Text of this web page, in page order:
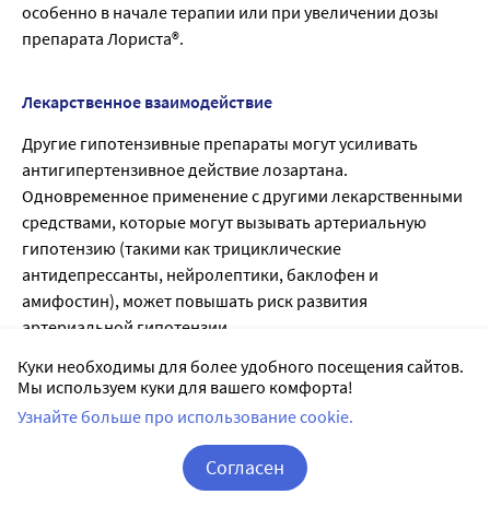
особенно в начале терапии или при увеличении дозы
препарата Лориста®.
Лекарственное взаимодействие
Другие гипотензивные препараты могут усиливать
антигипертензивное действие лозартана.
Одновременное применение с другими лекарственными
средствами, которые могут вызывать артериальную
гипотензию (такими как трициклические
антидепрессанты, нейролептики, баклофен и
амифостин), может повышать риск развития
артериальной гипотензии.
фармакокинетических взаимодействий лекарственных
средств не было выявлено клинически значимых
взаимодействий лозартана с гидрохлоротиазидом,
дигоксином, варфарином, циметидином и
Куки необходимы для более удобного посещения сайтов.
Мы используем куки для вашего комфорта!
Узнайте больше про использование cookie.
Согласен